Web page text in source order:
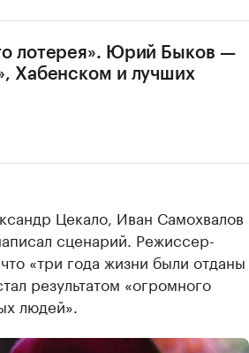
лотерея». Юрий Быков —
Хабенском и лучших
Цекало, Иван Самохвалов
сценарий. Режиссер-
«три года жизни были отданы
результатом «огромного
людей».